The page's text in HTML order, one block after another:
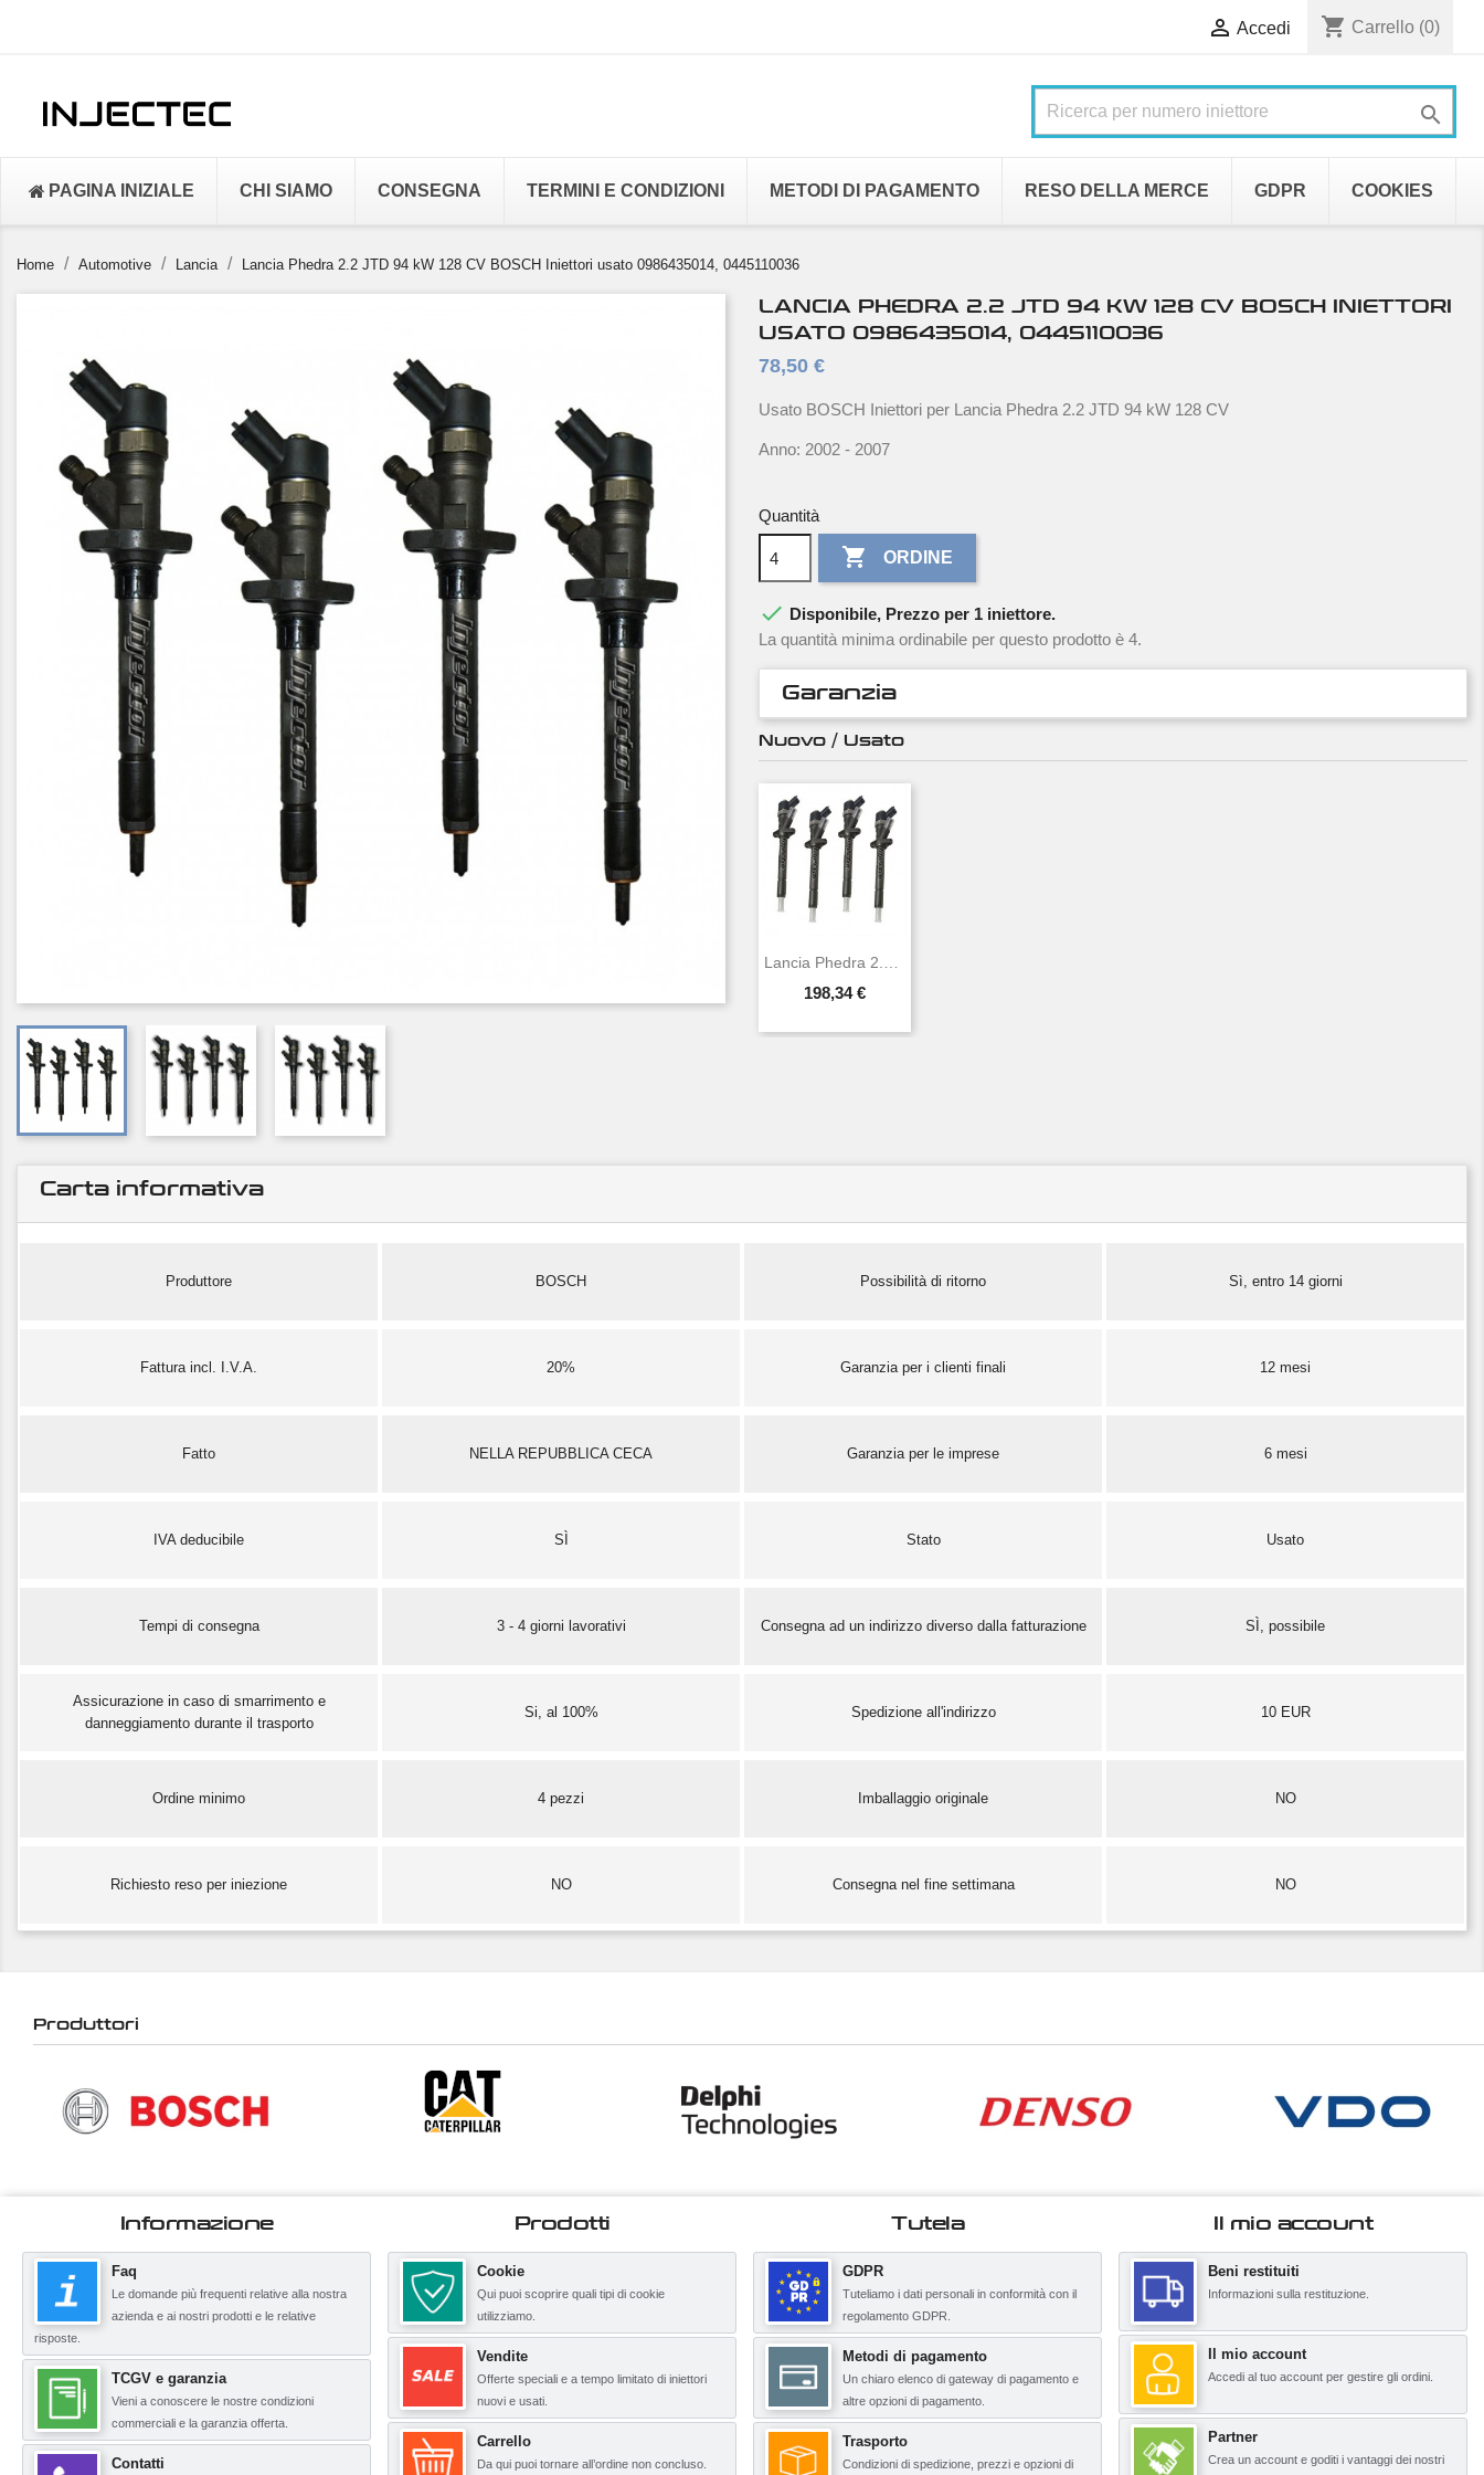
 Accedi shopping_cart Carrello (0)

PAGINA INIZIALE CHI SIAMO CONSEGNA TERMINI E CONDIZIONI METODI DI PAGAMENTO RESO DELLA MERCE GDPR COOKIES
Home Automotive Lancia Lancia Phedra 2.2 JTD 94 kW 128 CV BOSCH Iniettori usato 0986435014, 0445110036
LANCIA PHEDRA 2.2 JTD 94 KW 128 CV BOSCH INIETTORI
USATO 0986435014, 0445110036
78,50 €
Usato BOSCH Iniettori per Lancia Phedra 2.2 JTD 94 kW 128 CV
Anno: 2002 - 2007
Quantità
 ORDINE
 Disponibile, Prezzo per 1 iniettore.
La quantità minima ordinabile per questo prodotto è 4.
Garanzia
Nuovo / Usato
198,34 €
Carta informativa
Produttore BOSCH Possibilità di ritorno Sì, entro 14 giorni
Fattura incl. I.V.A. 20% Garanzia per i clienti finali 12 mesi
Fatto NELLA REPUBBLICA CECA Garanzia per le imprese 6 mesi
IVA deducibile SÌ Stato Usato
Tempi di consegna 3 - 4 giorni lavorativi Consegna ad un indirizzo diverso dalla fatturazione SÌ, possibile
Assicurazione in caso di smarrimento e
danneggiamento durante il trasporto
Si, al 100% Spedizione all'indirizzo 10 EUR
Ordine minimo 4 pezzi Imballaggio originale NO
Richiesto reso per iniezione NO Consegna nel fine settimana NO
Produttori
Informazione
Faq
Le domande più frequenti relative alla nostra
azienda e ai nostri prodotti e le relative
risposte.
TCGV e garanzia
Vieni a conoscere le nostre condizioni
commerciali e la garanzia offerta.
Contatti
Prodotti
Cookie
Qui puoi scoprire quali tipi di cookie
utilizziamo.
Vendite
Offerte speciali e a tempo limitato di iniettori
nuovi e usati.
Carrello
Da qui puoi tornare all’ordine non concluso.
Tutela
GDPR
Tuteliamo i dati personali in conformità con il
regolamento GDPR.
Metodi di pagamento
Un chiaro elenco di gateway di pagamento e
altre opzioni di pagamento.
Trasporto
Condizioni di spedizione, prezzi e opzioni di
Il mio account
Beni restituiti
Informazioni sulla restituzione.
Il mio account
Accedi al tuo account per gestire gli ordini.
Partner
Crea un account e goditi i vantaggi dei nostri